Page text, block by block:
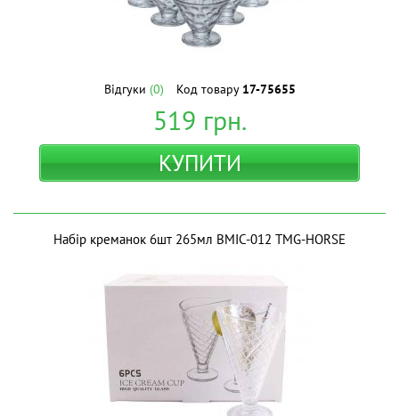
Відгуки (0) Код товару 17-75655
519 грн.
КУПИТИ
Набір креманок 6шт 265мл BMIC-012 ТМG-HORSE